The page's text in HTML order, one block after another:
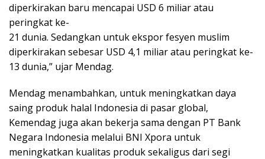
diperkirakan baru mencapai USD 6 miliar atau
peringkat ke-
21 dunia. Sedangkan untuk ekspor fesyen muslim
diperkirakan sebesar USD 4,1 miliar atau peringkat ke-
13 dunia,” ujar Mendag.
Mendag menambahkan, untuk meningkatkan daya
saing produk halal Indonesia di pasar global,
Kemendag juga akan bekerja sama dengan PT Bank
Negara Indonesia melalui BNI Xpora untuk
meningkatkan kualitas produk sekaligus dari segi